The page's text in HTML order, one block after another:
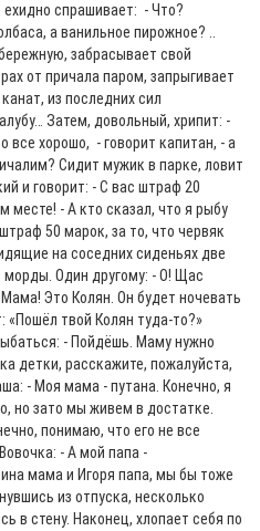
спрaшивaет: - Что?
a вaнильное пирожное? ..
забрасывает свой
от причала паром, запрыгивает
из последних сил
Затем, довольный, хрипит: -
все хорошо, - говорит капитан, - а
Сидит мужик в парке, ловит
и говорит: - С вас штраф 20
месте! - А кто сказал, что я рыбу
50 марок, за то, что червяк
на соседних сиденьях две
Один другому: - О! Щас
Это Колян. Он будет ночевать
«Пошёл твой Колян туда-то?»
- Пойдёшь. Маму нужно
детки, расскажите, пожалуйста,
- Моя мама - путана. Конечно, я
но зато мы живем в достатке.
понимаю, что его не все
- А мой папа -
мама и Игоря папа, мы бы тоже
из отпуска, несколько
в стену. Наконец, хлопает себя по